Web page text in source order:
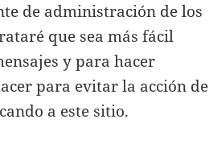
de administración de los
que sea más fácil
y para hacer
para evitar la acción de
a este sitio.